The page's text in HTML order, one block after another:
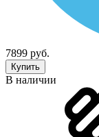
7899 руб.
Купить
В наличии